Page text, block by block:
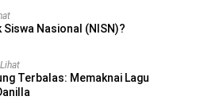
Nasional (NISN)?
Terbalas: Memaknai Lagu